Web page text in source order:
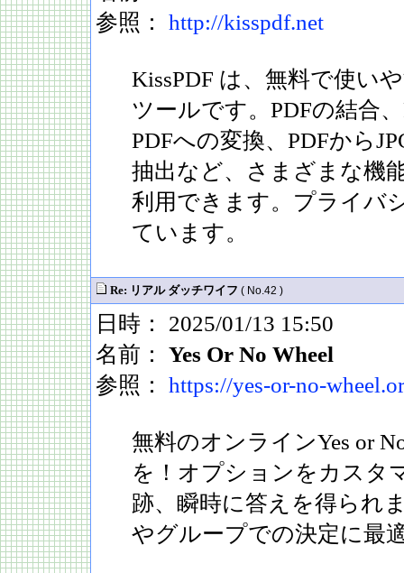
参照： http://kisspdf.net
KissPDF は、無料で使い
ツールです。PDFの結合
PDFへの変換、PDFから
抽出など、さまざまな機
利用できます。プライバ
ています。
Re: リアル ダッチワイフ ( No.42 )
日時： 2025/01/13 15:50
名前： Yes Or No Wheel
参照： https://yes-or-no-
無料のオンラインYes or
を！オプションをカスタ
跡、瞬時に答えを得られ
やグループでの決定に最